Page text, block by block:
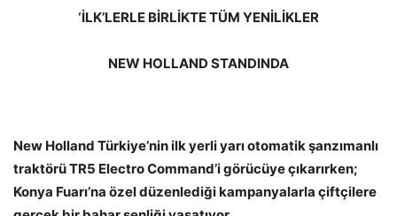
‘İLK’LERLE BİRLİKTE TÜM YENİLİKLER
NEW HOLLAND STANDINDA
New Holland Türkiye’nin ilk yerli yarı otomatik şanzımanlı
traktörü TR5 Electro Command’i görücüye çıkarırken;
Konya Fuarı’na özel düzenlediği kampanyalarla çiftçilere